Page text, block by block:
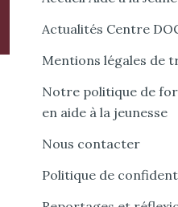
Actualités Centre
Mentions légales de
Notre politique de
en aide à la jeunesse
Nous contacter
Politique de